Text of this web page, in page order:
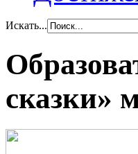
Искать...
сказки»